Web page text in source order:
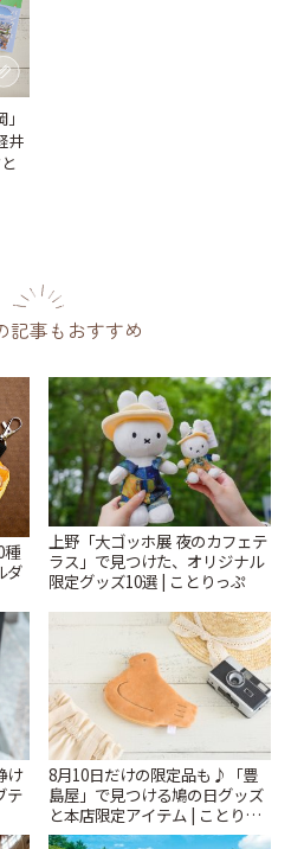
井
記事もおすすめ
種
ダ
っ
上野「大ゴッホ展 夜のカフェテ
ラス」で見つけた、オリジナル
限定グッズ10選 | ことりっぷ
け
テ
8月10日だけの限定品も♪「豊
島屋」で見つける鳩の日グッズ
と本店限定アイテム | ことりっ
ぷ